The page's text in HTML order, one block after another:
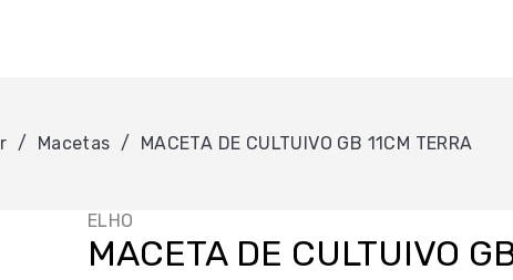
Macetas MACETA DE CULTUIVO GB 11CM TERRA
ELHO
MACETA DE CULTUIVO